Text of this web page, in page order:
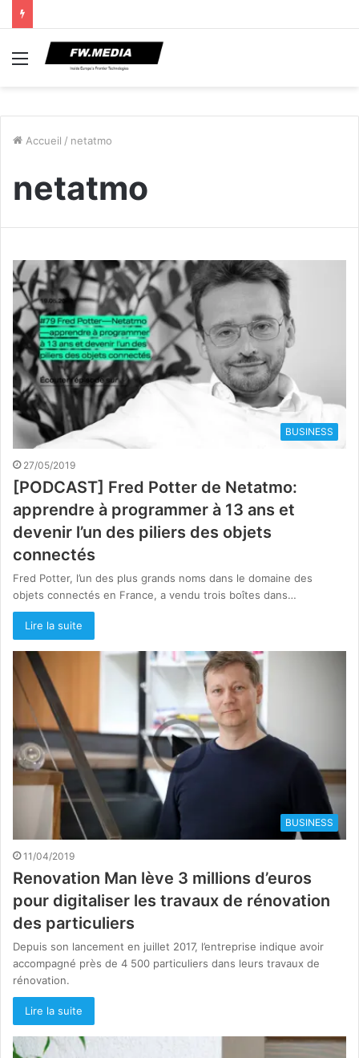
Menu
Accueil / netatmo
netatmo
BUSINESS
27/05/2019
[PODCAST] Fred Potter de Netatmo:
apprendre à programmer à 13 ans et
devenir l’un des piliers des objets
connectés
Fred Potter, l’un des plus grands noms dans le domaine des
objets connectés en France, a vendu trois boîtes dans…
Lire la suite
BUSINESS
11/04/2019
Renovation Man lève 3 millions d’euros
pour digitaliser les travaux de rénovation
des particuliers
Depuis son lancement en juillet 2017, l’entreprise indique avoir
accompagné près de 4 500 particuliers dans leurs travaux de
rénovation.
Lire la suite